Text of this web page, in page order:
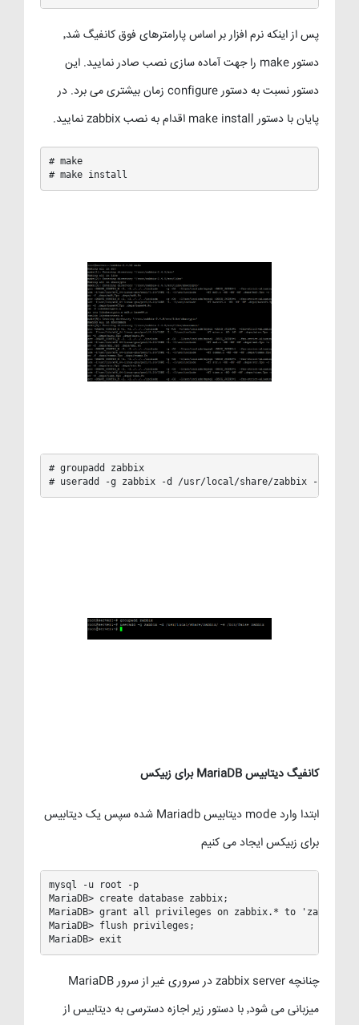
پس از اینکه نرم افزار بر اساس پارامترهای فوق کانفیگ شد٬
دستور make را جهت آماده سازی نصب صادر نمایید. این
دستور نسبت به دستور configure زمان بیشتری می برد. در
پایان با دستور make install اقدام به نصب zabbix نمایید.
# make
# make install
# groupadd zabbix
# useradd -g zabbix -d /usr/local/share/zabbix -s /bin/
کانفیگ دیتابیس MariaDB برای زبیکس
ابتدا وارد mode دیتابیس Mariadb شده سپس یک دیتابیس
برای زبیکس ایجاد می کنیم
mysql -u root -p
MariaDB> create database zabbix;
MariaDB> grant all privileges on zabbix.* to
MariaDB> flush privileges;
MariaDB> exit
چنانچه zabbix server در سروری غیر از سرور MariaDB
میزبانی می شود٬ با دستور زیر اجازه دسترسی به دیتابیس از